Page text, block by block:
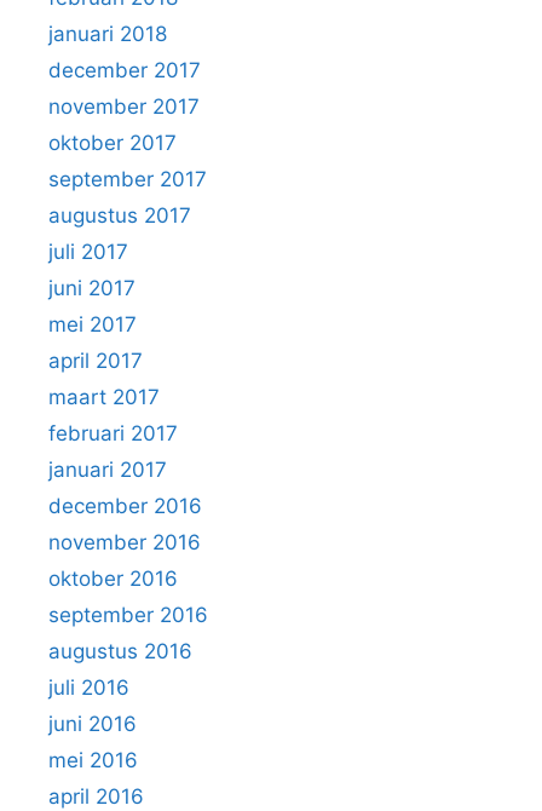
januari 2018
december 2017
november 2017
oktober 2017
september 2017
augustus 2017
juli 2017
juni 2017
mei 2017
april 2017
maart 2017
februari 2017
januari 2017
december 2016
november 2016
oktober 2016
september 2016
augustus 2016
juli 2016
juni 2016
mei 2016
april 2016